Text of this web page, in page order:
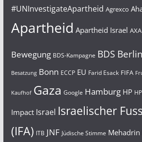
#UNInvestigateApartheid Agrexco
Apartheid Apartheid Israel AXA
Bewegung BDS-Kampagne BDS Berlin
Besatzung Bonn ECCP EU Farid Esack FIFA
Kaufhof Gaza Google Hamburg HP
Impact Israel Israelischer
(IFA) ITB JNF Jüdische Stimme Mehadrin